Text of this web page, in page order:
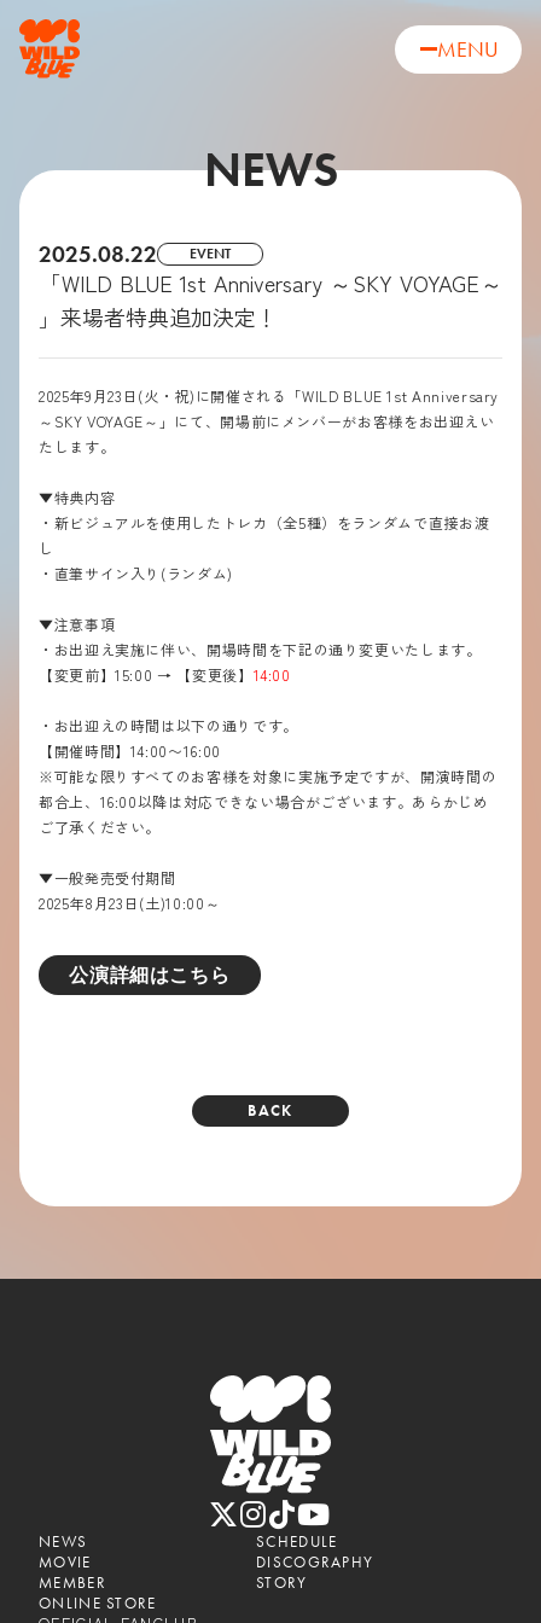
MENU
NEWS
2025.08.22 EVENT
「WILD BLUE 1st Anniversary ～SKY VOYAGE～
」来場者特典追加決定！
2025年9月23日(火・祝)に開催される「WILD BLUE 1st Anniversary
～SKY VOYAGE～」にて、開場前にメンバーがお客様をお出迎えい
たします。
▼特典内容
・新ビジュアルを使用したトレカ（全5種）をランダムで直接お渡
し
・直筆サイン入り(ランダム)
▼注意事項
・お出迎え実施に伴い、開場時間を下記の通り変更いたします。
【変更前】15:00 → 【変更後】 14:00
・お出迎えの時間は以下の通りです。
【開催時間】14:00〜16:00
※可能な限りすべてのお客様を対象に実施予定ですが、開演時間の
都合上、16:00以降は対応できない場合がございます。あらかじめ
ご了承ください。
▼一般発売受付期間
2025年8 月23 日 (土)10:00 ～
公演詳細はこちら
BACK
NEWS
SCHEDULE
MOVIE
DISCOGRAPHY
MEMBER
STORY
ONLINE STORE